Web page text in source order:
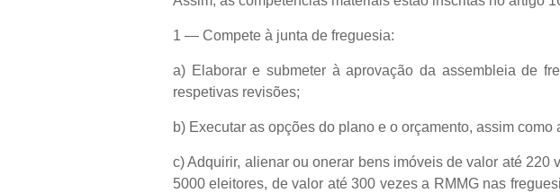
1 — Compete à junta de freguesia:
a) Elaborar e submeter à aprovação da assembleia de
respetivas revisões;
b) Executar as opções do plano e o orçamento, assim como
c) Adquirir, alienar ou onerar bens imóveis de valor até
5000 eleitores, de valor até 300 vezes a RMMG nas